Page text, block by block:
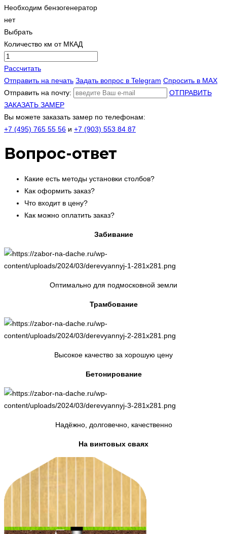
Необходим бензогенератор
нет
Выбрать
Количество км от МКАД
Рассчитать
Отправить на печать Задать вопрос в Telegram Спросить в MAX
Отправить на почту:
ОТПРАВИТЬ
ЗАКАЗАТЬ ЗАМЕР
Вы можете заказать замер по телефонам:
+7 (495) 765 55 56 и +7 (903) 553 84 87
Вопрос-ответ
Какие есть методы установки столбов?
Как оформить заказ?
Что входит в цену?
Как можно оплатить заказ?
Забивание
Оптимально для подмосковной земли
Трамбование
Высокое качество за хорошую цену
Бетонирование
Надёжно, долговечно, качественно
На винтовых сваях